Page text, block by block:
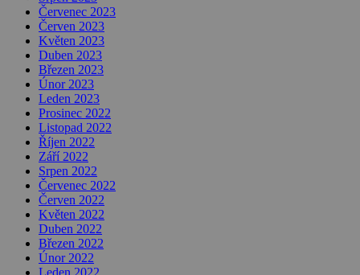
Červenec 2023
Červen 2023
Květen 2023
Duben 2023
Březen 2023
Únor 2023
Leden 2023
Prosinec 2022
Listopad 2022
Říjen 2022
Září 2022
Srpen 2022
Červenec 2022
Červen 2022
Květen 2022
Duben 2022
Březen 2022
Únor 2022
Leden 2022